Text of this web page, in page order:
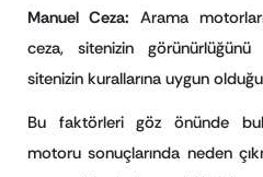
Manuel Ceza: Arama
ceza, sitenizin
sitenizin kurallarına uygun
Bu faktörleri göz önünde
motoru sonuçlarında neden